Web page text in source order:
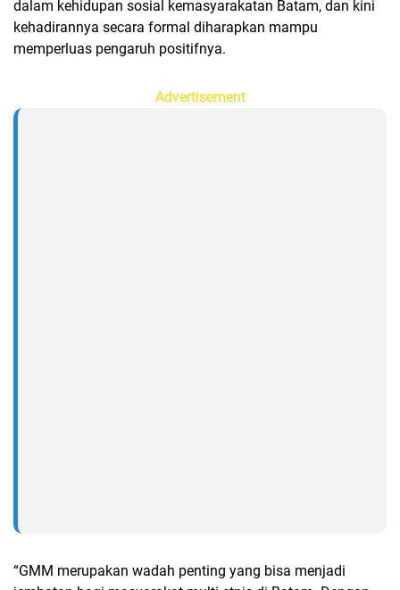
dalam kehidupan sosial kemasyarakatan Batam, dan kini
kehadirannya secara formal diharapkan mampu
memperluas pengaruh positifnya.
Advertisement
“GMM merupakan wadah penting yang bisa menjadi